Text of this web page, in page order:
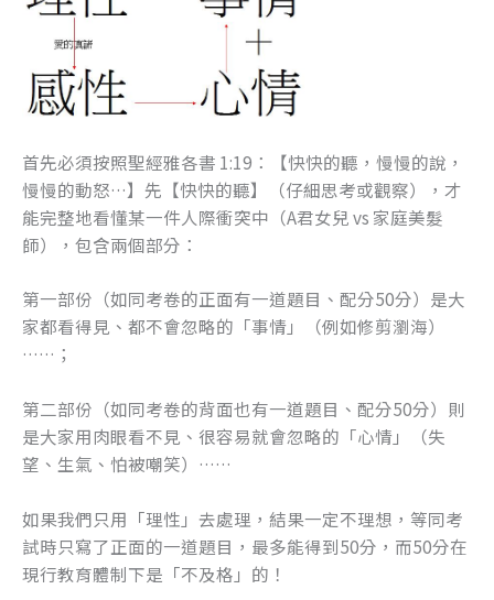
首先必須按照聖經雅各書 1:19：【快快的聽，慢慢的說，
慢慢的動怒…】先【快快的聽】（仔細思考或觀察），才
能完整地看懂某一件人際衝突中（A君女兒 vs 家庭美髮
師），包含兩個部分：
第一部份（如同考卷的正面有一道題目、配分50分）是大
家都看得見、都不會忽略的「事情」（例如修剪瀏海）
……；
第二部份（如同考卷的背面也有一道題目、配分50分）則
是大家用肉眼看不見、很容易就會忽略的「心情」（失
望、生氣、怕被嘲笑）……
如果我們只用「理性」去處理，結果一定不理想，等同考
試時只寫了正面的一道題目，最多能得到50分，而50分在
現行教育體制下是「不及格」的！